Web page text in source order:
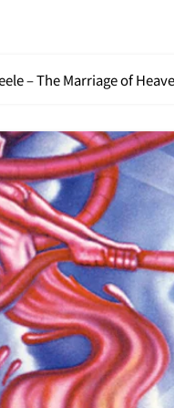
– The Marriage of